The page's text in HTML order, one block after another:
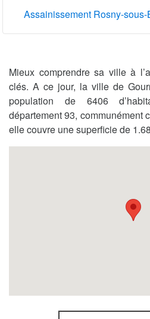
Assainissement Rosny-
Mieux comprendre sa ville à
clés. A ce jour, la ville de
population de 6406
département 93, communément
elle couvre une superficie de